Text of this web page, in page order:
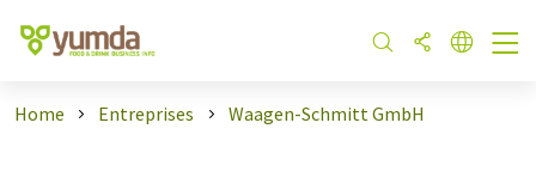
Home Entreprises Waagen-Schmitt GmbH